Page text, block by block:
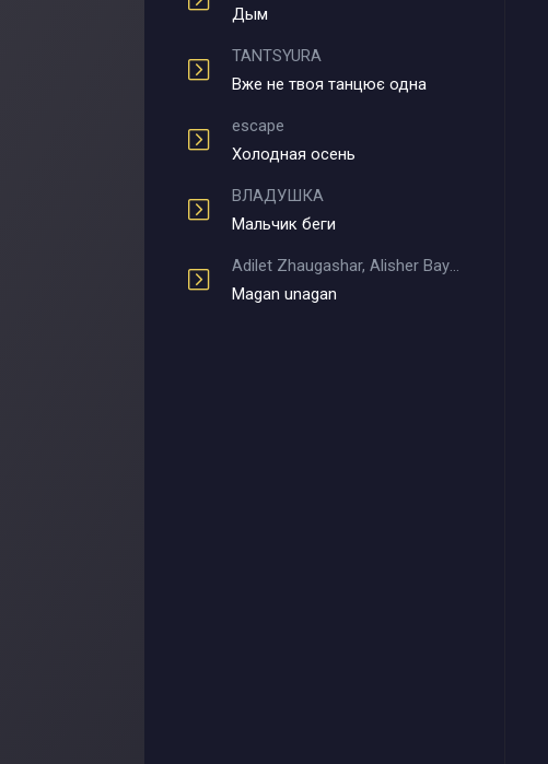
Дым
TANTSYURA
Вже не твоя танцює одна
escape
Холодная осень
ВЛАДУШКА
Мальчик беги
Adilet Zhaugashar, Alisher Bayniyazov
Magan unagan